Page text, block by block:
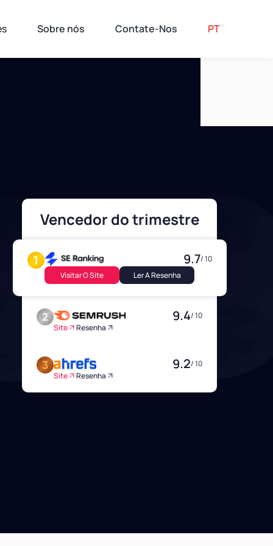
Sobre nós Contate-Nos PT
Vencedor do trimestre
9.7/ 10
Visitar O Site
Ler A Resenha
9.4/ 10
Site
Resenha
9.2/ 10
Site
Resenha